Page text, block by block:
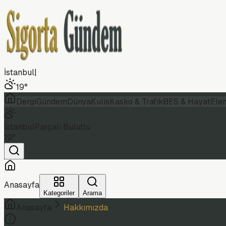
İstanbul|
19°
DergiGündemDünyaKulisKasko & TrafikBES & Hayat
Anasayfa
Kategoriler Arama
Hakkımızda